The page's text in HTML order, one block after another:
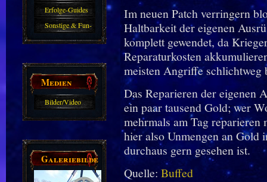
Erfolge-Guides
Sonstige & Fun-
Guides
Medien
Bilder/Video
Galeriebilder
Im neuen Patch verringern
Haltbarkeit der eigenen
komplett gewendet, da
Reparaturkosten
meisten Angriffe schlichtweg
Das Reparieren der eigenen
ein paar tausend Gold; wer
mehrmals am Tag
hier also Unmengen an Gold
durchaus gern gesehen ist.
Quelle: Buffed